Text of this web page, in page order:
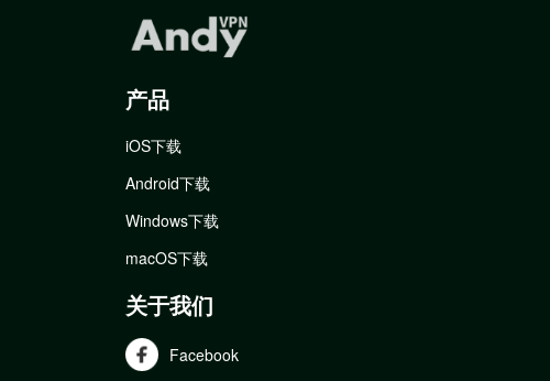
产品
iOS下载
Android下载
Windows下载
macOS下载
关于我们
Facebook